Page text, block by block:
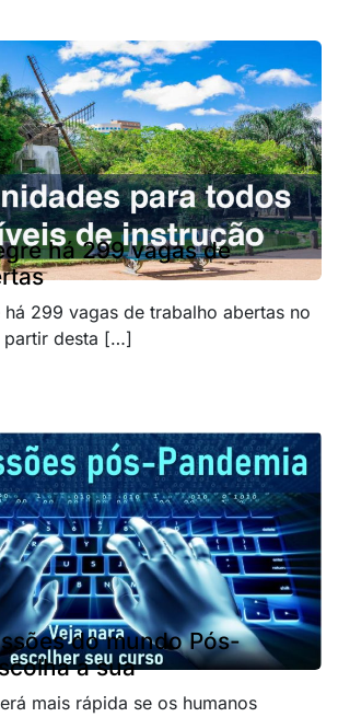
há 299 vagas de
há 299 vagas de trabalho abertas no
partir desta […]
do mundo Pós-
a sua
mais rápida se os humanos